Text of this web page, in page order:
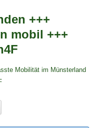
+++
mobil +++
Mobilität im Münsterland